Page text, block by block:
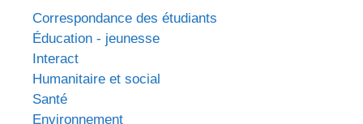
Correspondance des étudiants
Éducation - jeunesse
Interact
Humanitaire et social
Santé
Environnement